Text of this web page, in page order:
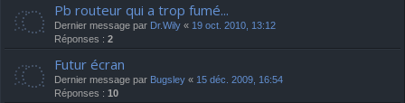
Pb routeur qui a trop fumé...
Dernier message par Dr.Wily « 19 oct. 2010, 13:12
Réponses : 2
Futur écran
Dernier message par Bugsley « 15 déc. 2009, 16:54
Réponses : 10